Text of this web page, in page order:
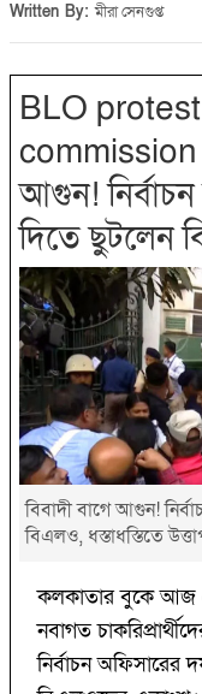
Written By:মীরা সেনগুপ্ত
BLO
commission
আগুন!
দিতে ছুটলেন
বিবাদী বাগে আগুন!
বিএলও, ধস্তাধস্তিতে
কলকাতার বুকে আজ
নবাগত
নির্বাচন অফিসারের